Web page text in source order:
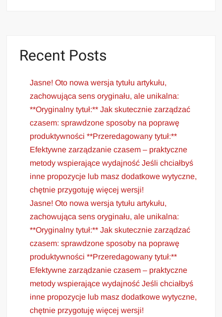
Recent Posts
Jasne! Oto nowa wersja tytułu artykułu,
zachowująca sens oryginału, ale unikalna:
**Oryginalny tytuł:** Jak skutecznie zarządzać
czasem: sprawdzone sposoby na poprawę
produktywności **Przeredagowany tytuł:**
Efektywne zarządzanie czasem – praktyczne
metody wspierające wydajność Jeśli chciałbyś
inne propozycje lub masz dodatkowe wytyczne,
chętnie przygotuję więcej wersji!
Jasne! Oto nowa wersja tytułu artykułu,
zachowująca sens oryginału, ale unikalna:
**Oryginalny tytuł:** Jak skutecznie zarządzać
czasem: sprawdzone sposoby na poprawę
produktywności **Przeredagowany tytuł:**
Efektywne zarządzanie czasem – praktyczne
metody wspierające wydajność Jeśli chciałbyś
inne propozycje lub masz dodatkowe wytyczne,
chętnie przygotuję więcej wersji!